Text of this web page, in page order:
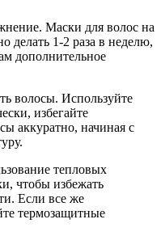
Маски для волос на
делать 1-2 раза в неделю,
дополнительное
волосы. Используйте
избегайте
аккуратно, начиная с
тепловых
чтобы избежать
Если все же
термозащитные